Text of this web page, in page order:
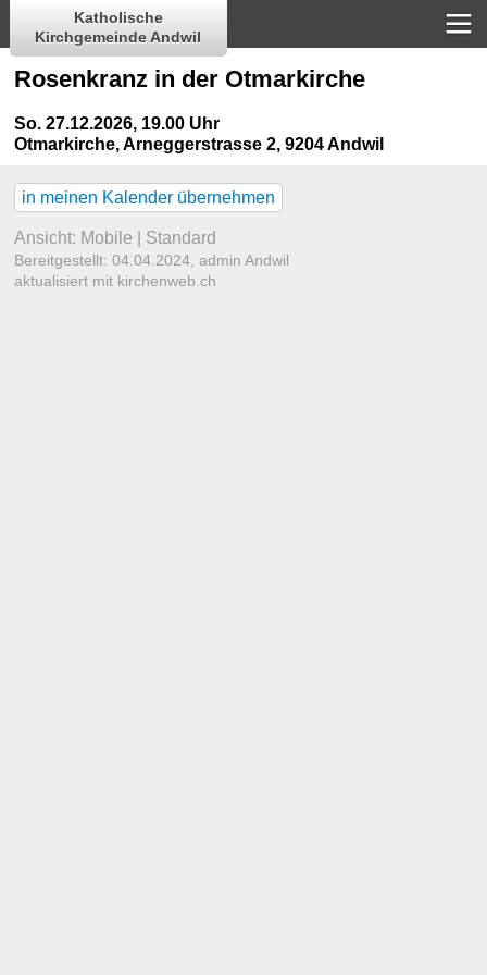
Katholische
Kirchgemeinde Andwil
Rosenkranz in der Otmarkirche
So. 27.12.2026, 19.00 Uhr
Otmarkirche,Arneggerstrasse 2, 9204 Andwil
in meinen Kalender übernehmen
Ansicht: Mobile Standard
Bereitgestellt: 04.04.2024,admin Andwil
aktualisiert mit kirchenweb.ch